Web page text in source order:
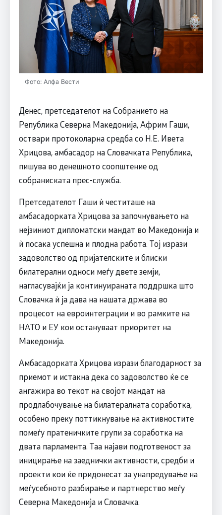
Фото: Алфа Вести
Денес, претседателот на Собранието на
Република Северна Македонија, Африм Гаши,
оствари протоколарна средба со Н.Е. Ивета
Хрицова, амбасадор на Словачката Република,
пишува во денешното соопштение од
собраниската прес-служба.
Претседателот Гаши ѝ честиташе на
амбасадорката Хрицова за започнувањето на
нејзиниот дипломатски мандат во Македонија и
ѝ посака успешна и плодна работа. Тој изрази
задоволство од пријателските и блиски
билатерални односи меѓу двете земји,
нагласувајќи ја континуираната поддршка што
Словачка ѝ ја дава на нашата држава во
процесот на евроинтеграции и во рамките на
НАТО и ЕУ кои остануваат приоритет на
Македонија.
Амбасадорката Хрицова изрази благодарност за
приемот и истакна дека со задоволство ќе се
ангажира во текот на својот мандат на
продлабочување на билатералната соработка,
особено преку поттикнување на активностите
помеѓу пратеничките групи за соработка на
двата парламента. Таа најави подготвеност за
иницирање на заеднички активности, средби и
проекти кои ќе придонесат за унапредување на
меѓусебното разбирање и партнерство меѓу
Северна Македонија и Словачка.